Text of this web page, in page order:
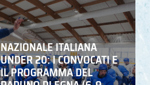
NAZIONALE ITALIANA
UNDER 20: I CONVOCATI E
IL PROGRAMMA DEL